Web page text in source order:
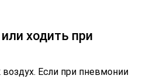
ходить при
Если при пневмонии